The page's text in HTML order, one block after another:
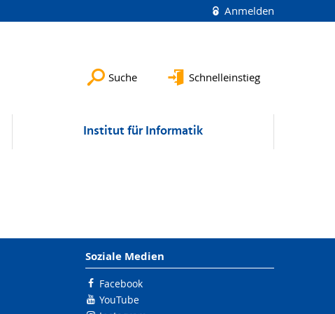
Anmelden
Suche Schnelleinstieg
Institut für Informatik
Soziale Medien
Facebook
YouTube